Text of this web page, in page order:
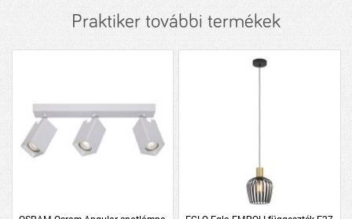
Praktiker további termékek